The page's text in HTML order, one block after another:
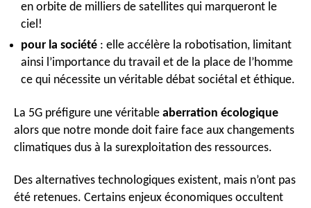
en orbite de milliers de satellites qui marqueront le
ciel!
pour la société : elle accélère la robotisation, limitant
ainsi l’importance du travail et de la place de l’homme
ce qui nécessite un véritable débat sociétal et éthique.
La 5G préfigure une véritable aberration écologique
alors que notre monde doit faire face aux changements
climatiques dus à la surexploitation des ressources.
Des alternatives technologiques existent, mais n’ont pas
été retenues. Certains enjeux économiques occultent